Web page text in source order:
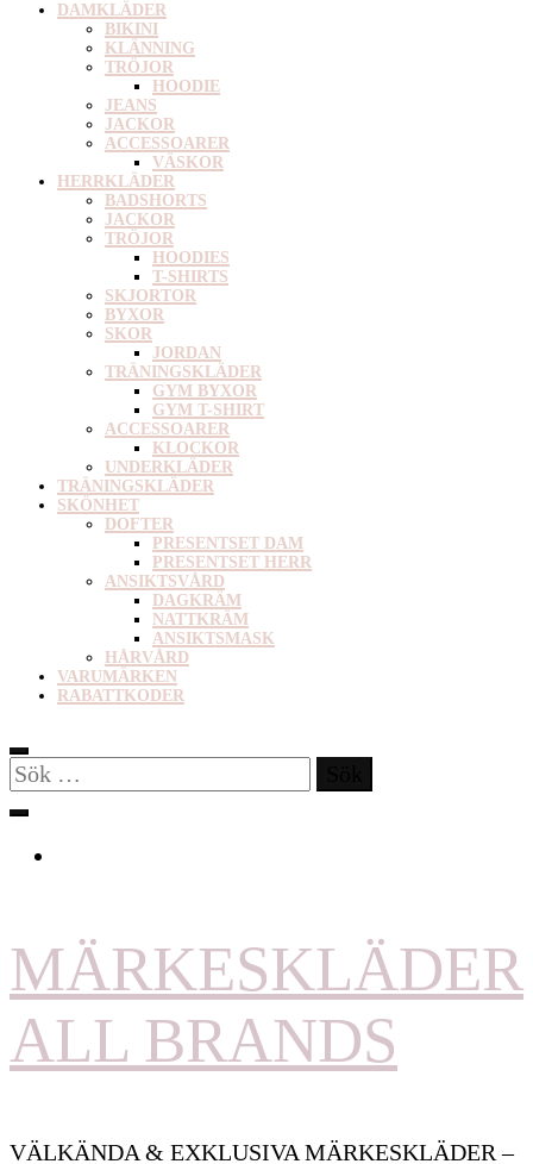
DAMKLÄDER
BIKINI
KLÄNNING
TRÖJOR
HOODIE
JEANS
JACKOR
ACCESSOARER
VÄSKOR
HERRKLÄDER
BADSHORTS
JACKOR
TRÖJOR
HOODIES
T-SHIRTS
SKJORTOR
BYXOR
SKOR
JORDAN
TRÄNINGSKLÄDER
GYM BYXOR
GYM T-SHIRT
ACCESSOARER
KLOCKOR
UNDERKLÄDER
TRÄNINGSKLÄDER
SKÖNHET
DOFTER
PRESENTSET DAM
PRESENTSET HERR
ANSIKTSVÅRD
DAGKRÄM
NATTKRÄM
ANSIKTSMASK
HÅRVÅRD
VARUMÄRKEN
RABATTKODER
Sök
efter:
MÄRKESKLÄDER
ALL BRANDS
VÄLKÄNDA & EXKLUSIVA MÄRKESKLÄDER –